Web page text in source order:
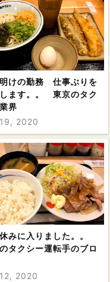
けの勤務 仕事ぶりを
ます。。 東京のタク
界
2020
みに入りました。。
タクシー運転手のブロ
2020